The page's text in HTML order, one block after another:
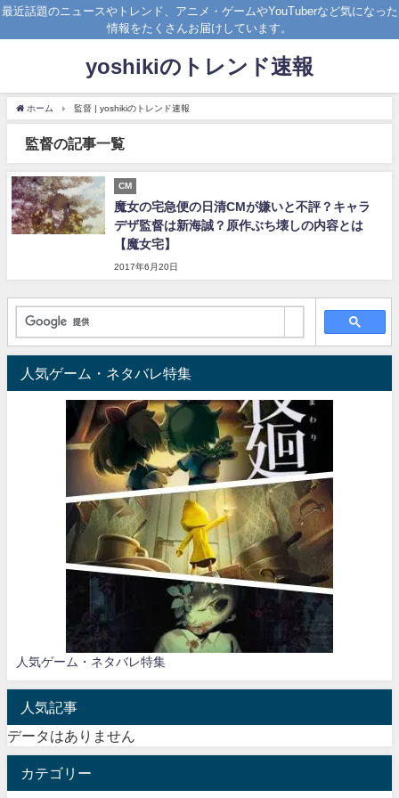
最近話題のニュースやトレンド、アニメ・ゲームやYouTuberなど気になった
情報をたくさんお届けしています。
yoshikiのトレンド速報
ホーム 監督 | yoshikiのトレンド速報
監督の記事一覧
CM
魔女の宅急便の日清CMが嫌いと不評？キャラ
デザ監督は新海誠？原作ぶち壊しの内容とは
【魔女宅】
2017年6月20日
人気ゲーム・ネタバレ特集
人気ゲーム・ネタバレ特集
人気記事
データはありません
カテゴリー